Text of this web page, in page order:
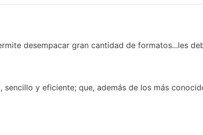
desempacar gran cantidad de formatos...les
sencillo y eficiente; que, además de los más